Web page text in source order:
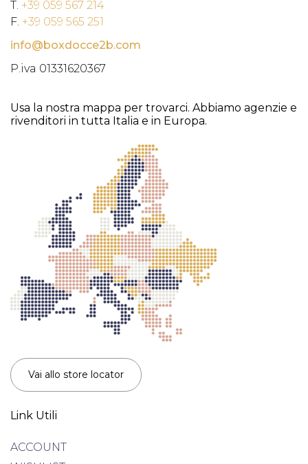
T. +39 059 567 214
F. +39 059 565 251
info@boxdocce2b.com
P.iva 01331620367
Usa la nostra mappa per trovarci. Abbiamo agenzie e
rivenditori in tutta Italia e in Europa.
Vai allo store locator
Link Utili
ACCOUNT